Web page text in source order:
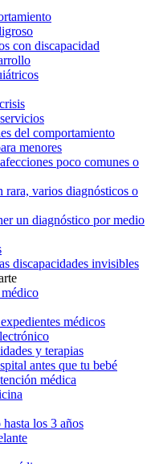
con discapacidad
del comportamiento
menores
poco comunes o
varios diagnósticos o
un diagnóstico por medio
discapacidades invisibles
médicos
y terapias
antes que tu bebé
médica
los 3 años